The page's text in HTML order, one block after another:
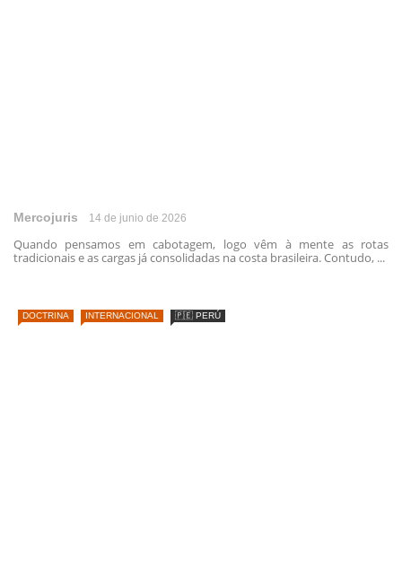
Mercojuris 14 de junio de 2026
Quando pensamos em cabotagem, logo vêm à mente as rotas
tradicionais e as cargas já consolidadas na costa brasileira. Contudo, ...
DOCTRINA INTERNACIONAL 🇵🇪 PERÚ